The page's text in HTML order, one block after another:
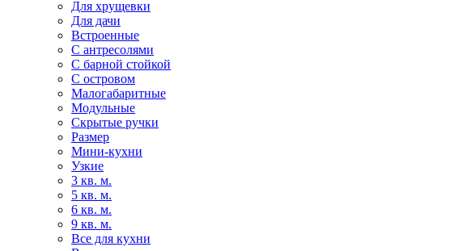
Для хрущевки
Для дачи
Встроенные
С антресолями
С барной стойкой
С островом
Малогабаритные
Модульные
Скрытые ручки
Размер
Мини-кухни
Узкие
3 кв. м.
5 кв. м.
6 кв. м.
9 кв. м.
Все для кухни